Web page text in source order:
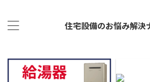
住宅設備のお悩み解決